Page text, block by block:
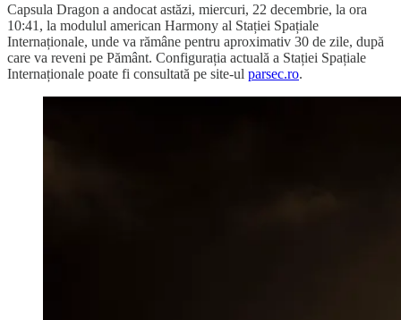
Capsula Dragon a andocat astăzi, miercuri, 22 decembrie, la ora
10:41, la modulul american Harmony al Stației Spațiale
Internaționale, unde va rămâne pentru aproximativ 30 de zile, după
care va reveni pe Pământ. Configurația actuală a Stației Spațiale
Internaționale poate fi consultată pe site-ul parsec.ro.